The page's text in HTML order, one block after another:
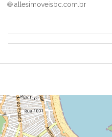
🌐 allesimoveisbc.com.br